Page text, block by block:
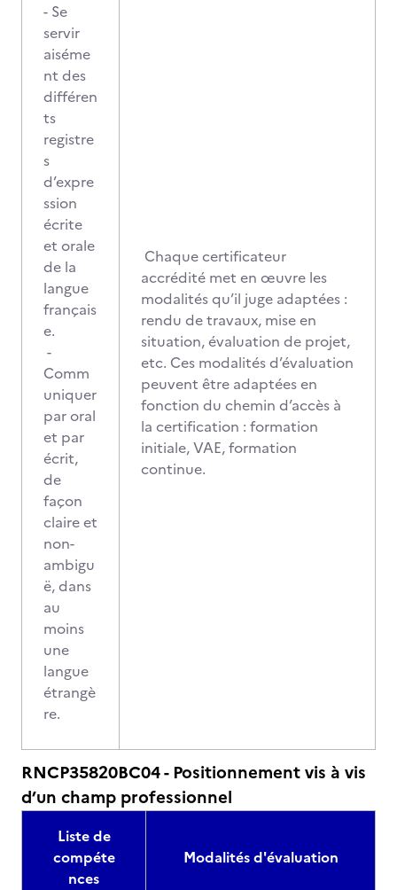
- Se
servir
aiséme
nt des
différen
ts
registre
s
d’expre
ssion
écrite
et orale
de la
langue
français
e.
-
Comm
uniquer
par oral
et par
écrit,
de
façon
claire et
non-
ambigu
ë, dans
au
moins
une
langue
étrangè
re.
Chaque certificateur
accrédité met en œuvre les
modalités qu’il juge adaptées :
rendu de travaux, mise en
situation, évaluation de projet,
etc. Ces modalités d’évaluation
peuvent être adaptées en
fonction du chemin d’accès à
la certification : formation
initiale, VAE, formation
continue.
RNCP35820BC04 - Positionnement vis à vis
d’un champ professionnel
Liste de
compéte
nces
Modalités d'évaluation